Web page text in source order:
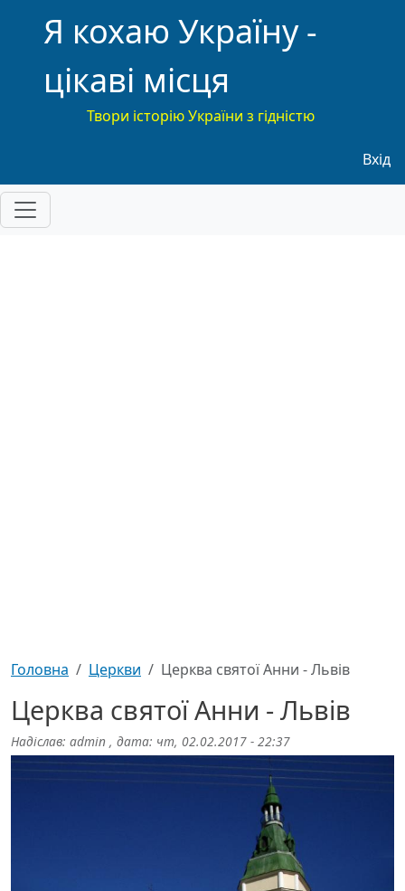
Я кохаю Україну -
цікаві місця
Твори історію України з гідністю
Вхід
Головна Церкви Церква святої Анни - Львів
Церква святої Анни - Львів
Надіслав: admin , дата: чт, 02.02.2017 - 22:37